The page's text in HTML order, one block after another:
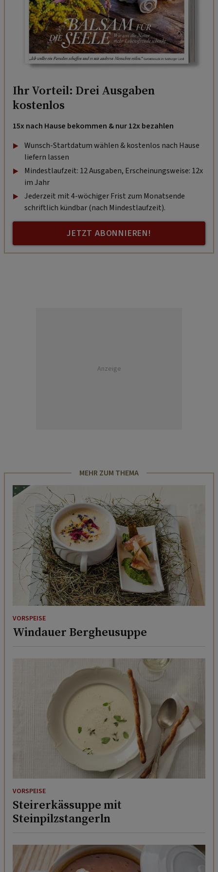
Ihr Vorteil: Drei Ausgaben
kostenlos
15x nach Hause bekommen & nur 12x bezahlen
Wunsch-Startdatum wählen & kostenlos nach Hause
liefern lassen
Mindestlaufzeit: 12 Ausgaben, Erscheinungsweise: 12x
im Jahr
Jederzeit mit 4-wöchiger Frist zum Monatsende
schriftlich kündbar (nach Mindestlaufzeit).
JETZT ABONNIEREN!
Anzeige
MEHR ZUM THEMA
VORSPEISE
Windauer Bergheusuppe
VORSPEISE
Steirerkässuppe mit
Steinpilzstangerln